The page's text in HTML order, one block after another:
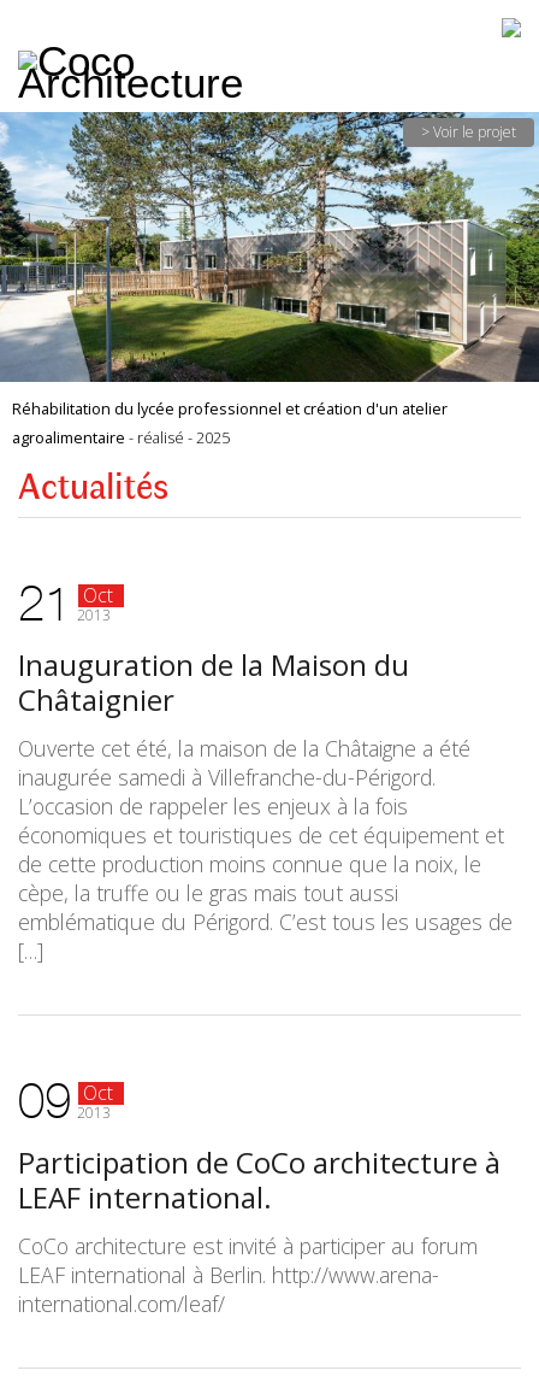
Architecture
architecture,
urbanisme,
etc.
Réhabilitation du lycée professionnel et création d'un atelier
agroalimentaire - réalisé - 2025
> Voir le projet
Actualités
21 Oct
2013
Inauguration de la Maison du
Châtaignier
Ouverte cet été, la maison de la Châtaigne a été
inaugurée samedi à Villefranche-du-Périgord.
L’occasion de rappeler les enjeux à la fois
économiques et touristiques de cet équipement et
de cette production moins connue que la noix, le
cèpe, la truffe ou le gras mais tout aussi
emblématique du Périgord. C’est tous les usages de
[…]
09 Oct
2013
Participation de CoCo architecture à
LEAF international.
CoCo architecture est invité à participer au forum
LEAF international à Berlin. http://www.arena-
international.com/leaf/